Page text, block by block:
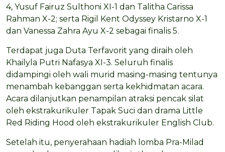
4, Yusuf Fairuz Sulthoni XI-1 dan Talitha Carissa
Rahman X-2; serta Rigil Kent Odyssey Kristarno X-1
dan Vanessa Zahra Ayu X-2 sebagai finalis 5.
Terdapat juga Duta Terfavorit yang diraih oleh
Khailyla Putri Nafasya XI-3. Seluruh finalis
didampingi oleh wali murid masing-masing tentunya
menambah kebanggan serta kekhidmatan acara.
Acara dilanjutkan penampilan atraksi pencak silat
oleh ekstrakurikuler Tapak Suci dan drama Little
Red Riding Hood oleh ekstrakurikuler English Club.
Setelah itu, penyerahaan hadiah lomba Pra-Milad